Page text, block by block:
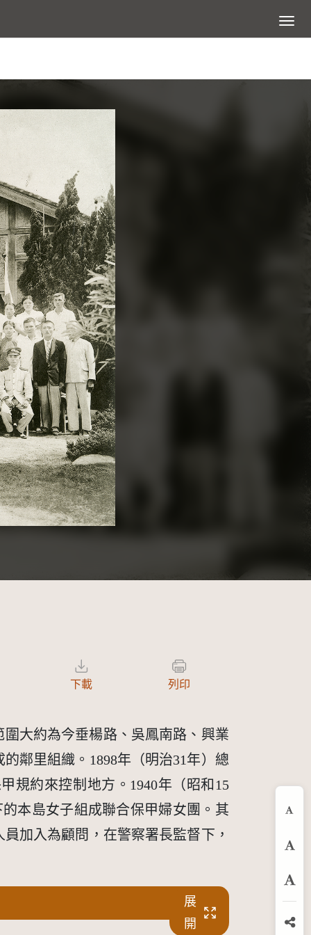
展開選
下載 列印
大約為今垂楊路、吳鳳南路、興業
鄰里組織。1898年（明治31年）總
規約來控制地方。1940年（昭和15
本島女子組成聯合保甲婦女團。其
加入為顧問，在警察署長監督下，
展
開
放